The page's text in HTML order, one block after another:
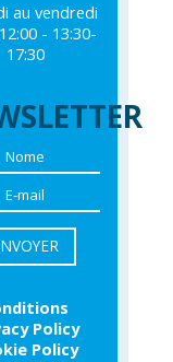
au vendredi
- 13:30-
17:30
Policy
Policy